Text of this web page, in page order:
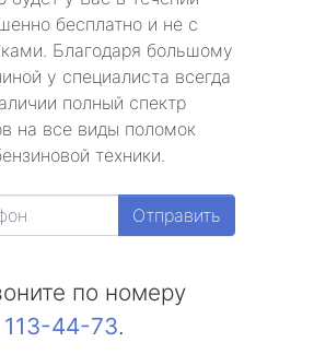
бесплатно и не с
Благодаря большому
у специалиста всегда
полный спектр
на все виды поломок
техники.
Отправить
по номеру
44-73.